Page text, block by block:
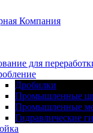
Компания
для
Дробилки
Промышленные
Промышленные
Гидравлические